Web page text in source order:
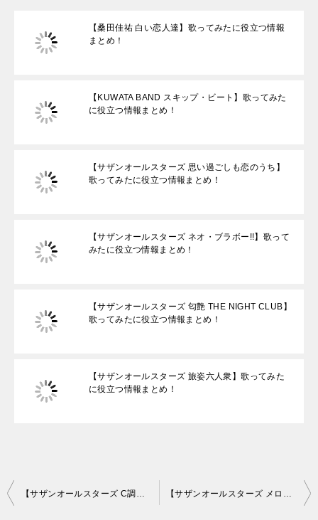
【桑田佳祐 白い恋人達】歌ってみたに役立つ情報
まとめ！
【KUWATA BAND スキップ・ビート】歌ってみた
に役立つ情報まとめ！
【サザンオールスターズ 思い過ごしも恋のうち】
歌ってみたに役立つ情報まとめ！
【サザンオールスターズ ネオ・ブラボー!!】歌って
みたに役立つ情報まとめ！
【サザンオールスターズ 匂艶 THE NIGHT CLUB】
歌ってみたに役立つ情報まとめ！
【サザンオールスターズ 旅姿六人衆】歌ってみた
に役立つ情報まとめ！
投
【サザンオールスターズ C調言葉に御用心】歌ってみたに役立つ情報まとめ！ 【サザンオールスターズ メロディ】歌ってみたに役立つ情報まとめ！